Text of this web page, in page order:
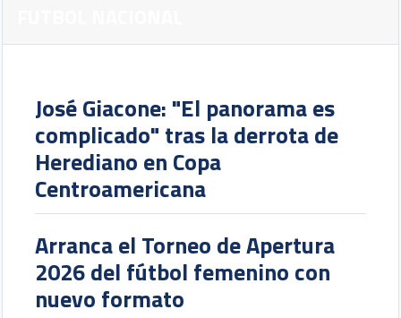
José Giacone: "El panorama es
complicado" tras la derrota de
Herediano en Copa
Centroamericana
Arranca el Torneo de Apertura
2026 del fútbol femenino con
nuevo formato